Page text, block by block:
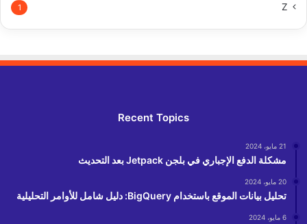
Z
1
Recent Topics
21 مايو، 2024
مشكلة الدفع الإجباري في بلجن Jetpack بعد التحديث
20 مايو، 2024
تحليل بيانات الموقع باستخدام BigQuery: دليل شامل للأوامر التحليلية
6 مايو، 2024